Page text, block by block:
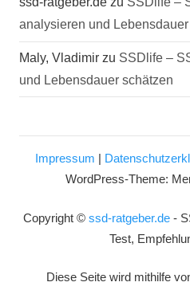
analysieren und
Maly, Vladimir zu SSDlife –
und Lebensdauer schätzen
Impressum
WordPress-Theme:
Copyright © ssd-ratgeber.de-
Test,
Diese Seite wird mithilfe